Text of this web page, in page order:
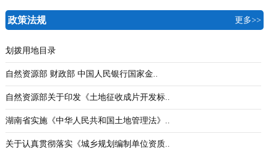
政策法规 更多>>
划拨用地目录
自然资源部 财政部 中国人民银行国家金..
自然资源部关于印发《土地征收成片开发标..
湖南省实施《中华人民共和国土地管理法》..
关于认真贯彻落实《城乡规划编制单位资质..